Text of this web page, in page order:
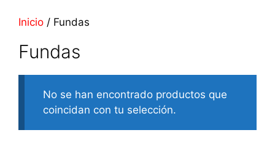
Inicio / Fundas
Fundas
No se han encontrado productos que
coincidan con tu selección.